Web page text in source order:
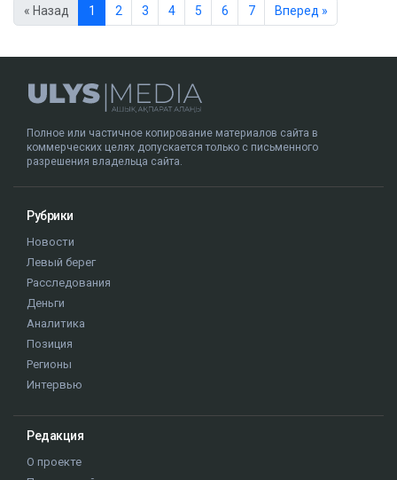
« Назад 1 2 3 4 5 6 7 Вперед »
Полное или частичное копирование материалов сайта в
коммерческих целях допускается только с письменного
разрешения владельца сайта.
Рубрики
Новости
Левый берег
Расследования
Деньги
Аналитика
Позиция
Регионы
Интервью
Редакция
О проекте